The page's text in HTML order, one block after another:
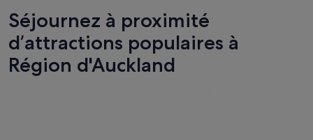
Séjournez à proximité
d’attractions populaires à
Région d'Auckland